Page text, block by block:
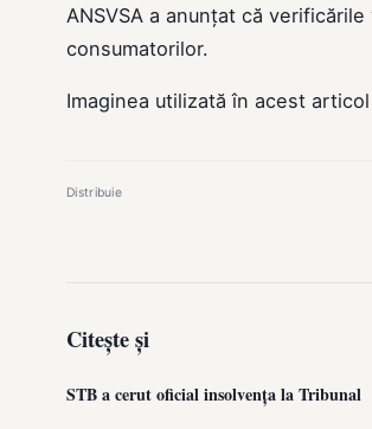
ANSVSA a anunțat că
consumatorilor.
Imaginea utilizată în acest
Distribuie
Citește și
STB a cerut oficial insolvența la Tribunal